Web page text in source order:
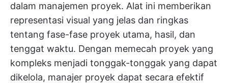
dalam manajemen proyek. Alat ini memberikan
representasi visual yang jelas dan ringkas
tentang fase-fase proyek utama, hasil, dan
tenggat waktu. Dengan memecah proyek yang
kompleks menjadi tonggak-tonggak yang dapat
dikelola, manajer proyek dapat secara efektif